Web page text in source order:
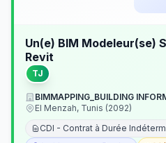
Un(e) BIM Modeleur(se)
Revit
TJ
BIMMAPPING_BUILDING
El Menzah, Tunis (2092)
CDI - Contrat à Durée